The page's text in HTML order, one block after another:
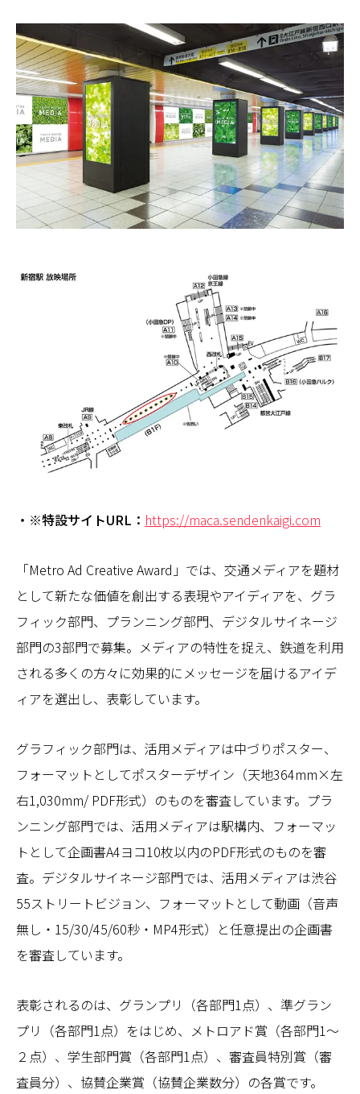
・※特設サイトURL： https://maca.sendenkaigi.com
「Metro Ad Creative Award」では、交通メディアを題材
として新たな価値を創出する表現やアイディアを、グラ
フィック部門、プランニング部門、デジタルサイネージ
部門の3部門で募集。メディアの特性を捉え、鉄道を利用
される多くの方々に効果的にメッセージを届けるアイデ
ィアを選出し、表彰しています。
グラフィック部門は、活用メディアは中づりポスター、
フォーマットとしてポスターデザイン（天地364mm×左
右1,030mm/ PDF形式）のものを審査しています。プラ
ンニング部門では、活用メディアは駅構内、フォーマッ
トとして企画書A4ヨコ10枚以内のPDF形式のものを審
査。デジタルサイネージ部門では、活用メディアは渋谷
55ストリートビジョン、フォーマットとして動画（音声
無し・15/30/45/60秒・MP4形式）と任意提出の企画書
を審査しています。
表彰されるのは、グランプリ（各部門1点）、準グラン
プリ（各部門1点）をはじめ、メトロアド賞（各部門1～
２点）、学生部門賞（各部門1点）、審査員特別賞（審
査員分）、協賛企業賞（協賛企業数分）の各賞です。